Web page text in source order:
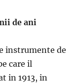
de ani
instrumente de
care il
in 1913, in